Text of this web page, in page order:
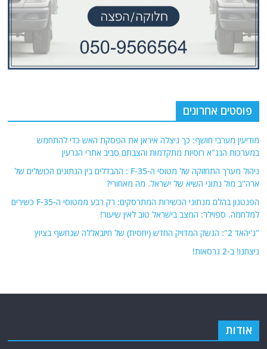
פוסטים אחרונים
מודיעין מערבי חושף: כך ניצלה איראן את הפסקת האש כדי להתחמש
במערכות הגנ"א רוסיות מתקדמות והצבתם סביב אתרי הגרעין
ניהול מערך התחזוקה של מטוסי ה-F-35 : ההבדלים בין הנתונים הכושלים של
ארה"ב מול נתוני השיא של ישראל. מה מאחורי?
הפנטגון בהלם מנתוני הכשירות המתרסקים: רק רבע ממטוסי ה-F-35 כשירים
למלחמה. ספוילר: המצב בישראל טוב לאין שיעור!
"ג'יהאד 2": הנשק המדויק החדש (יחסית) של חיזבאללה שנחשף בציוץ
ניצחנו! ב-2 גרסאות!
אודות